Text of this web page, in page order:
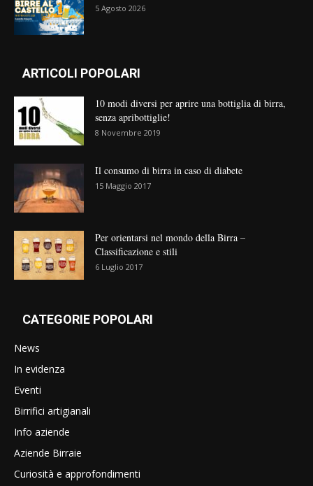
5 Agosto 2026
ARTICOLI POPOLARI
10 modi diversi per aprire una bottiglia di birra,
senza apribottiglie!
8 Novembre 2019
Il consumo di birra in caso di diabete
15 Maggio 2017
Per orientarsi nel mondo della Birra –
Classificazione e stili
6 Luglio 2017
CATEGORIE POPOLARI
News
In evidenza
Eventi
Birrifici artigianali
Info aziende
Aziende Birraie
Curiosità e approfondimenti